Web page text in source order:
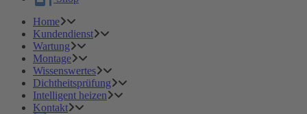
Home
Kundendienst
Wartung
Montage
Wissenswertes
Dichtheitsprüfung
Intelligent heizen
Kontakt